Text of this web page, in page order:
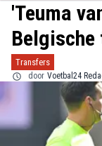
'Teuma
Belgische
Transfers
door Voetbal24